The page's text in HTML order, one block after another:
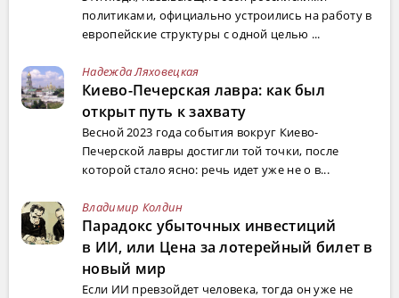
политиками, официально устроились на работу в
европейские структуры с одной целью ...
Надежда Ляховецкая
Киево-Печерская лавра: как был
открыт путь к захвату
Весной 2023 года события вокруг Киево-
Печерской лавры достигли той точки, после
которой стало ясно: речь идет уже не о в...
Владимир Колдин
Парадокс убыточных инвестиций
в ИИ, или Цена за лотерейный билет в
новый мир
Если ИИ превзойдет человека, тогда он уже не